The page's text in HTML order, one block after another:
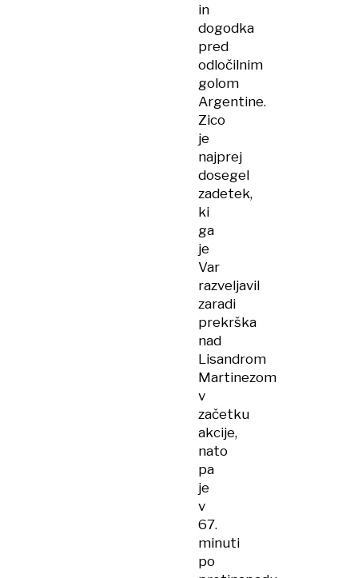
in
dogodka
pred
odločilnim
golom
Argentine.
Zico
je
najprej
dosegel
zadetek,
ki
ga
je
Var
razveljavil
zaradi
prekrška
nad
Lisandrom
Martinezom
v
začetku
akcije,
nato
pa
je
v
67.
minuti
po